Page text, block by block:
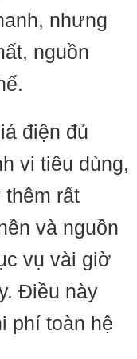
nhưng
nguồn
điện đủ
vi tiêu dùng,
thêm rất
và nguồn
vụ vài giờ
Điều này
phí toàn hệ